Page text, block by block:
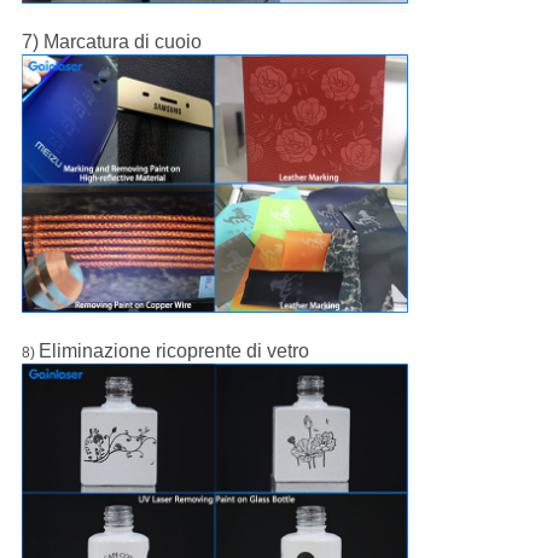
7) Marcatura di cuoio
8) Eliminazione ricoprente di vetro